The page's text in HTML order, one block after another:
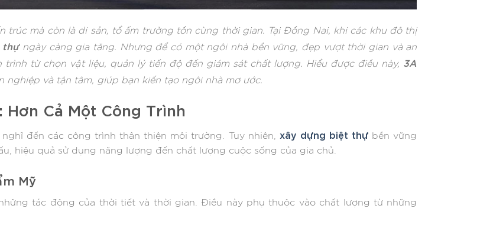
trúc mà còn là di sản, tổ ấm trường tồn cùng thời gian. Tại Đồng Nai, khi các khu đô thị
thự ngày càng gia tăng. Nhưng để có một ngôi nhà bền vững, đẹp vượt thời gian và an
từ chọn vật liệu, quản lý tiến độ đến giám sát chất lượng. Hiểu được điều này, 3A
và tận tâm, giúp bạn kiến tạo ngôi nhà mơ ước.
Cả Một Công Trình
đến các công trình thân thiện môi trường. Tuy nhiên, xây dựng biệt thự bền vững
hiệu quả sử dụng năng lượng đến chất lượng cuộc sống của gia chủ.
Mỹ
tác động của thời tiết và thời gian. Điều này phụ thuộc vào chất lượng từ những